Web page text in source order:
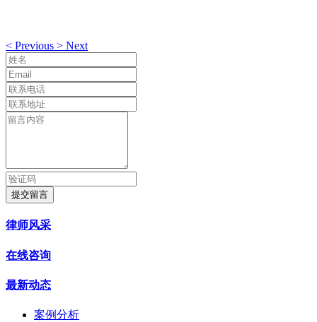
< Previous > Next
提交留言
律师风采
在线咨询
最新动态
案例分析